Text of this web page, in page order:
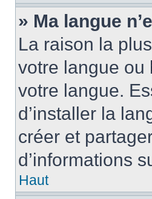
» Ma langue
La raison la
votre langue ou
votre langue.
d’installer la
créer et
d’informations
Haut